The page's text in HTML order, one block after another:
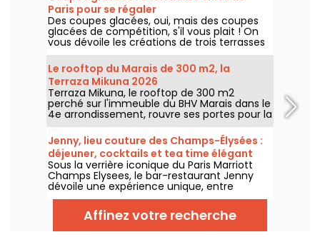
Paris pour se régaler
Des coupes glacées, oui, mais des coupes
glacées de compétition, s'il vous plait ! On
vous dévoile les créations de trois terrasses
chics de Paris pour cet été 2026, du rooftop
du Cheval Blanc dans le 1er au patio fleuri du
George V dans le 8e, jusqu'au jardin secret
du Shangri-La dans le 16e.
Le rooftop du Marais de 300 m2, la
Terraza Mikuna 2026
Terraza Mikuna, le rooftop de 300 m2
perché sur l'immeuble du BHV Marais dans le
4e arrondissement, rouvre ses portes pour la
saison 2026 avec une carte réinventée, une
nouvelle offre déjeuner et des cocktails
sympas.
Jenny, lieu couture des Champs-Élysées :
déjeuner, cocktails et tea time élégant
Sous la verrière iconique du Paris Marriott
Champs Elysees, le bar-restaurant Jenny
dévoile une expérience unique, entre
héritage couture et gastronomie
contemporaine. Déjeuner raffiné, tea time
élégant, cocktails signature et dîners
inspirés : une adresse parisienne où chaque
Affinez votre recherche